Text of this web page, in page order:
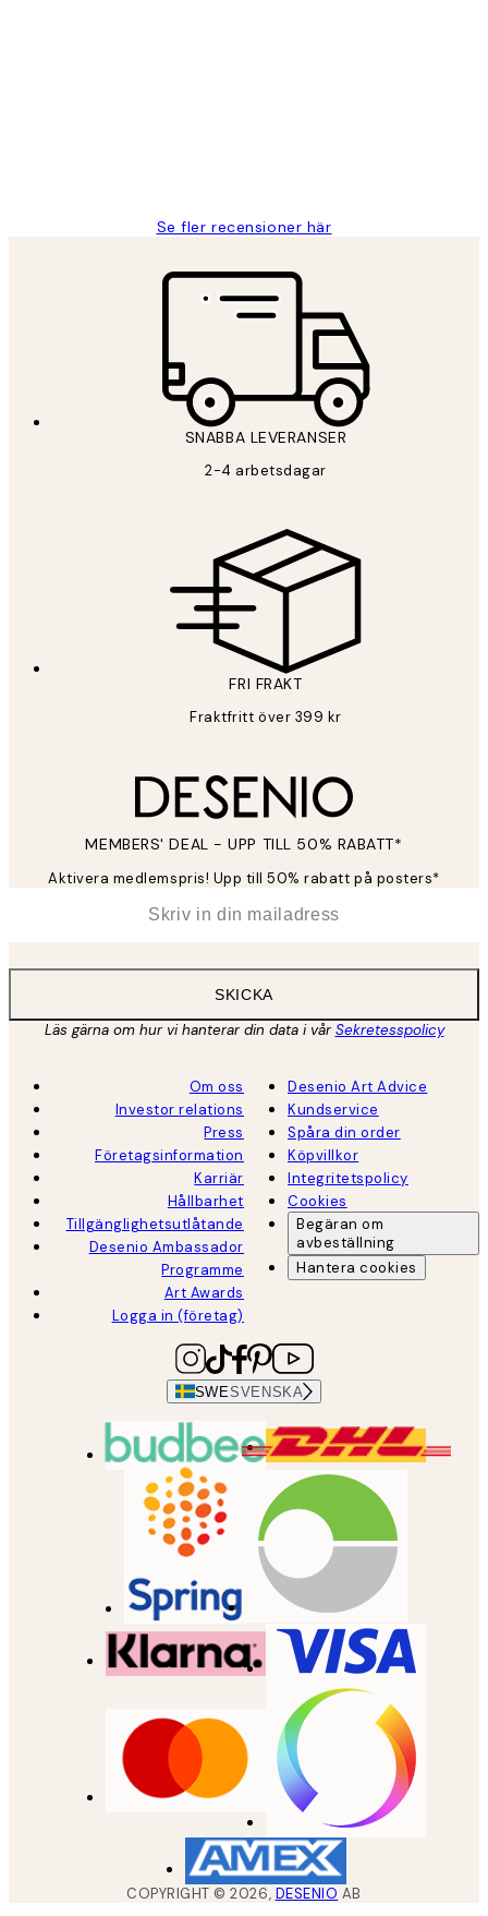
Se fler recensioner här
SNABBA LEVERANSER
2-4 arbetsdagar
FRI FRAKT
Fraktfritt över 399 kr
MEMBERS' DEAL - UPP TILL 50% RABATT*
Aktivera medlemspris! Upp till 50% rabatt på posters*
SKICKA
Läs gärna om hur vi hanterar din data i vårSekretesspolicy
Om oss
Investor relations
Press
Företagsinformation
Karriär
Hållbarhet
Tillgänglighetsutlåtande
Desenio Ambassador
Programme
Art Awards
Logga in (företag)
Desenio Art Advice
Kundservice
Spåra din order
Köpvillkor
Integritetspolicy
Cookies
Begäran om
avbeställning
Hantera cookies
SWESVENSKA
COPYRIGHT ©2026, DESENIO AB